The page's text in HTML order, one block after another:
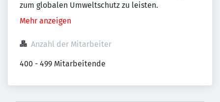
zum globalen Umweltschutz zu leisten.
Mehr anzeigen
Anzahl der Mitarbeiter
400 - 499 Mitarbeitende